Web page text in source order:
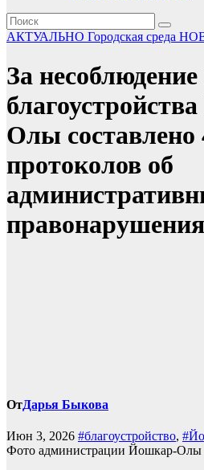
АКТУАЛЬНО Городская среда
За
Олы составлено
протоколов об
ОтДарья Быкова
Июн 3, 2026 #благоустройство,
Фото администрации Йошкар-Олы